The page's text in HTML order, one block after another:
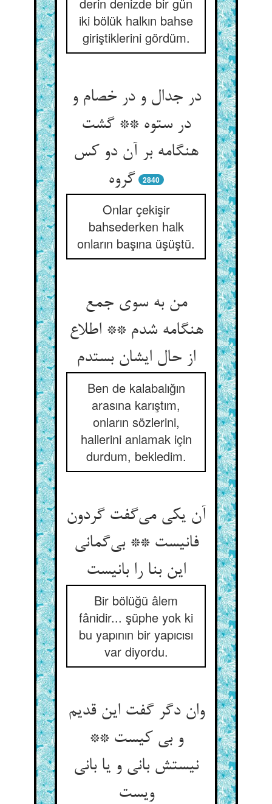
iki bölük halkın bahse
giriştiklerini gördüm.
در جدال و در خصام و
در ستوه ** گشت
هنگامه بر آن دو کس
گروه
2840
Onlar çekişir
bahsederken halk
onların başına üşüştü.
من به سوی جمع
هنگامه شدم ** اطلاع
از حال ایشان بستدم
Ben de kalabalığın
arasına karıştım,
onların sözlerini,
hallerini anlamak için
durdum, bekledim.
آن یکی می‌گفت گردون
فانیست ** بی‌گمانی
این بنا را بانیست
Bir bölüğü âlem
fânidir... şüphe yok ki
bu yapının bir yapıcısı
var diyordu.
وان دگر گفت این قدیم
و بی کیست **
نیستش بانی و یا بانی
ویست